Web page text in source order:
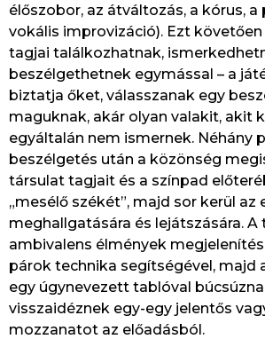
élőszobor, az átváltozás, a kórus, a
vokális improvizáció). Ezt
tagjai találkozhatnak,
beszélgethetnek egymással – a
biztatja őket, válasszanak egy
maguknak, akár olyan valakit, akit
egyáltalán nem ismernek. Néhány
beszélgetés után a közönség
társulat tagjait és a színpad
„mesélő székét”, majd sor kerül
meghallgatására és lejátszására.
ambivalens élmények
párok technika segítségével, majd
egy úgynevezett tablóval
visszaidéznek egy-egy jelentős
mozzanatot az előadásból.